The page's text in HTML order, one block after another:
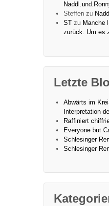
Steffenzu
STzu Manche
zurück. Um es
Letzte
Abwärts im
Interpretation
Raffiniert
Everyone but
Schlesinger
Schlesinger